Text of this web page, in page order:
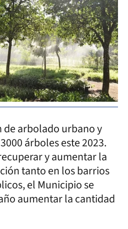
arbolado urbano y
árboles este 2023.
y aumentar la
tanto en los barrios
el Municipio se
aumentar la cantidad